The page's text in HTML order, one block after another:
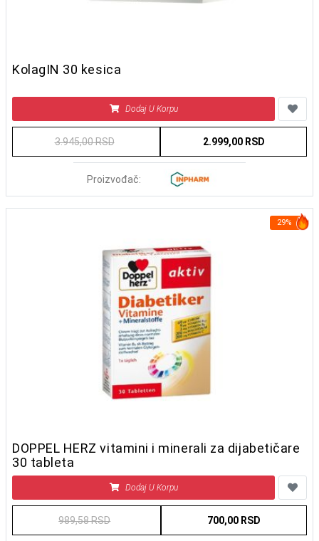
KolagIN 30 kesica
Dodaj U Korpu
3.945,00 RSD 2.999,00 RSD
Proizvođač:
29%
DOPPEL HERZ vitamini i minerali za dijabetičare
30 tableta
Dodaj U Korpu
989,58 RSD 700,00 RSD